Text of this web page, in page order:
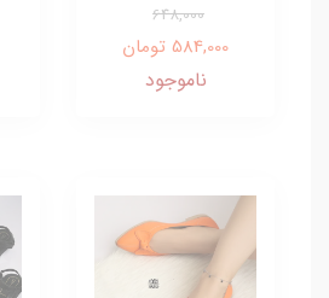
648,000
584,000 تومان
ناموجود